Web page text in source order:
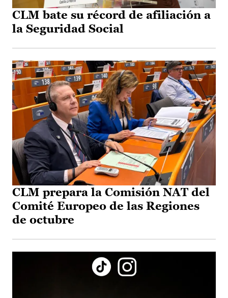
CLM bate su récord de afiliación a
la Seguridad Social
CLM prepara la Comisión NAT del
Comité Europeo de las Regiones
de octubre